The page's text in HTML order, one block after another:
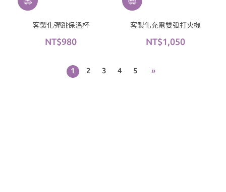
客製化彈跳保溫杯
NT$980
客製化充電雙弧打火機
NT$1,050
1 2 3 4 5 »